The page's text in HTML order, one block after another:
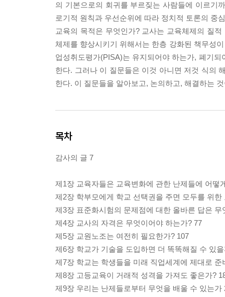
의 기본으로의 회귀를 부르짖는 사람들에 이르기
로기적 원칙과 우선순위에 따라 정치적 토론의 중
교육의 목적은 무엇인가? 교사는 교육체제의 질
체제를 향상시키기 위해서는 한층 강화된 책무성
업성취도평가(PISA)는 유지되어야 하는가, 폐기
한다. 그러나 이 질문들은 이것 아니면 저것 식의
한다. 이 질문들을 알아보고, 논의하고, 해결하는
목차
감사의 글 7
제1장 교육자들은 교육변화에 관한 난제들에 어떻
제2장 학부모에게 학교 선택권을 주면 모두를 위
제3장 표준화시험의 문제점에 대한 올바른 답은 무
제4장 교사의 자격은 무엇이어야 하는가? 77
제5장 교원노조는 여전히 필요한가? 107
제6장 학교가 기술을 도입하면 더 똑똑해질 수 있
제7장 학교는 학생들을 미래 직업세계에 제대로 준
제8장 고등교육이 거래적 성격을 가져도 좋은가?
제9장 우리는 난제들로부터 무엇을 배울 수 있는가